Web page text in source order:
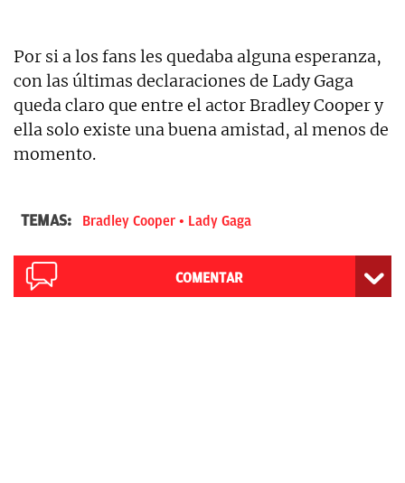
Por si a los fans les quedaba alguna esperanza,
con las últimas declaraciones de Lady Gaga
queda claro que entre el actor Bradley Cooper y
ella solo existe una buena amistad, al menos de
momento.
TEMAS: Bradley Cooper Lady Gaga
COMENTAR